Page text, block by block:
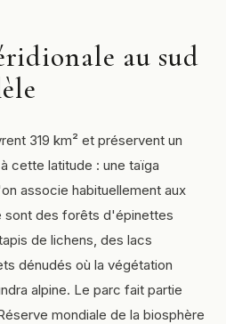
au sud
319 km² et préservent un
cette latitude : une taïga
associe habituellement aux
sont des forêts d'épinettes
de lichens, des lacs
dénudés où la végétation
alpine. Le parc fait partie
mondiale de la biosphère